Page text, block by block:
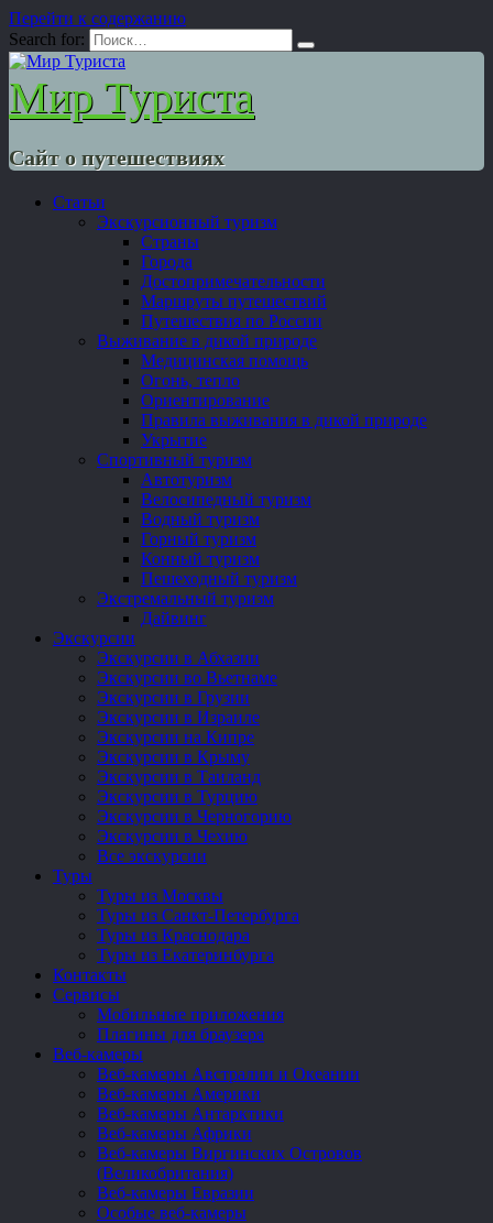
Перейти к содержанию
Search for:
Мир Туриста
Сайт о путешествиях
Статьи
Экскурсионный туризм
Страны
Города
Достопримечательности
Маршруты путешествий
Путешествия по России
Выживание в дикой природе
Медицинская помощь
Огонь, тепло
Ориентирование
Правила выживания в дикой природе
Укрытие
Спортивный туризм
Автотуризм
Велосипедный туризм
Водный туризм
Горный туризм
Конный туризм
Пешеходный туризм
Экстремальный туризм
Дайвинг
Экскурсии
Экскурсии в Абхазии
Экскурсии во Вьетнаме
Экскурсии в Грузии
Экскурсии в Израиле
Экскурсии на Кипре
Экскурсии в Крыму
Экскурсии в Таиланд
Экскурсии в Турцию
Экскурсии в Черногорию
Экскурсии в Чехию
Все экскурсии
Туры
Туры из Москвы
Туры из Санкт-Петербурга
Туры из Краснодара
Туры из Екатеринбурга
Контакты
Сервисы
Мобильные приложения
Плагины для браузера
Веб-камеры
Веб-камеры Австралии и Океании
Веб-камеры Америки
Веб-камеры Антарктики
Веб-камеры Африки
Веб-камеры Виргинских Островов
(Великобритания)
Веб-камеры Евразии
Особые веб-камеры